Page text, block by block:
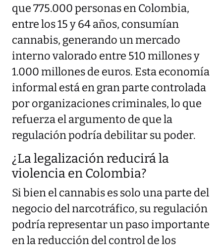
que 775.000 personas en Colombia,
entre los 15 y 64 años, consumían
cannabis, generando un mercado
interno valorado entre 510 millones y
1.000 millones de euros. Esta economía
informal está en gran parte controlada
por organizaciones criminales, lo que
refuerza el argumento de que la
regulación podría debilitar su poder.
¿La legalización reducirá la
violencia en Colombia?
Si bien el cannabis es solo una parte del
negocio del narcotráfico, su regulación
podría representar un paso importante
en la reducción del control de los